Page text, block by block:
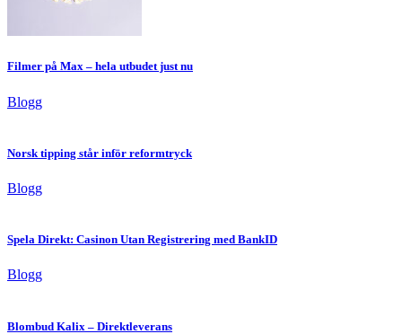
Filmer på Max – hela utbudet just nu
Blogg
Norsk tipping står inför reformtryck
Blogg
Spela Direkt: Casinon Utan Registrering med BankID
Blogg
Blombud Kalix – Direktleverans